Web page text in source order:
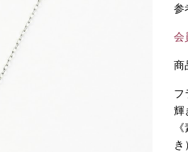
参
会
商
フ
輝
き